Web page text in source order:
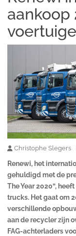
aankoop
Christophe Slegers
Renewi, het
gehuldigd met de
The Year 2020”,
trucks. Het gaat om
verschillende
aan de recycler zijn
FAG-achterladers